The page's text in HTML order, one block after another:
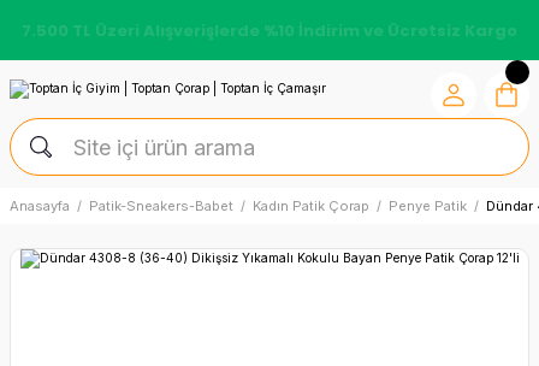
7.500 TL Üzeri Alışverişlerde %10 İndirim ve Ücretsiz Kargo
Anasayfa Patik-Sneakers-Babet Kadın Patik Çorap Penye Patik Dündar